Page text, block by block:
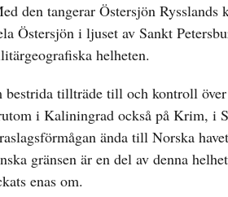
den tangerar Östersjön Rysslands
Östersjön i ljuset av Sankt
helheten.
bestrida tillträde till och kontroll
i Kaliningrad också på Krim, i
ända till Norska
gränsen är en del av denna
enas om.